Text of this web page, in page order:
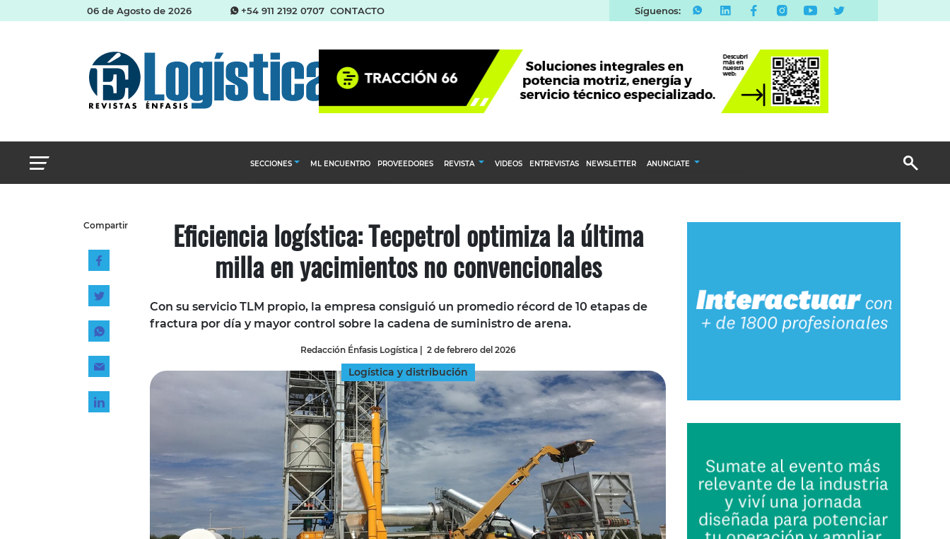
06 de Agosto de 2026 +54 911 2192 0707 CONTACTO Síguenos:
SECCIONES
Almacenes e inventarios
Cadena de Suministro del Agro
Logística y distribución
Management
Tecnología
Transporte
ML ENCUENTRO PROVEEDORES REVISTA
INGRESAR
SUSCRÍBASE
VIDEOS ENTREVISTAS NEWSLETTER ANUNCIATE
Email Marketing
Compartir Eficiencia logística: Tecpetrol optimiza la última
milla en yacimientos no convencionales
Con su servicio TLM propio, la empresa consiguió un promedio récord de 10 etapas de
fractura por día y mayor control sobre la cadena de suministro de arena.
Redacción Énfasis Logística| 2 de febrero del 2026
Logística y distribución